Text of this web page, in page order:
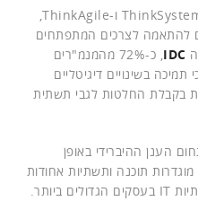
פתרונות הדטה סנטרים של לנובו, ThinkSystem ו-ThinkAgile,
להתאמה לצרכים המתפתחים
IDC
, כ-72% מהמנמ"רים
תמיכה בשינויים דיגיטליים
בקבלת החלטות לגבי תשתית
הענן ההיברידי באופן
תוכנה ותשתיות אחודות
הובילו לתזוזה בסטטוס קוו עבור תשתיות IT בעסקים הגדולים ביותר.